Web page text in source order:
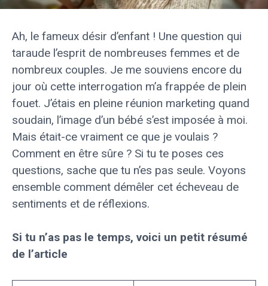
Ah, le fameux désir d’enfant ! Une question qui
taraude l’esprit de nombreuses femmes et de
nombreux couples. Je me souviens encore du
jour où cette interrogation m’a frappée de plein
fouet. J’étais en pleine réunion marketing quand
soudain, l’image d’un bébé s’est imposée à moi.
Mais était-ce vraiment ce que je voulais ?
Comment en être sûre ? Si tu te poses ces
questions, sache que tu n’es pas seule. Voyons
ensemble comment démêler cet écheveau de
sentiments et de réflexions.
Si tu n’as pas le temps, voici un petit résumé
de l’article